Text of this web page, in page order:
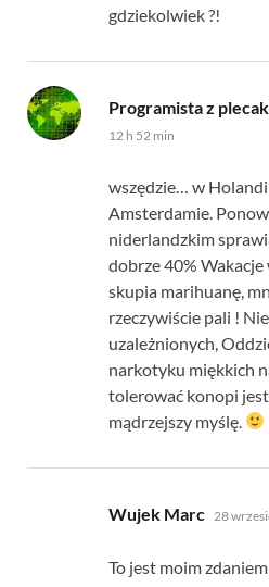
gdziekolwiek ?!
Programista z
12 h 52 min
wszędzie… w
Amsterdamie.
niderlandzkim
dobrze 40%
skupia marihuanę,
rzeczywiście pali !
uzależnionych,
narkotyku miękkich
tolerować konopi
mądrzejszy myślę.
Wujek Marc mówi:
28
To jest moim zdaniem